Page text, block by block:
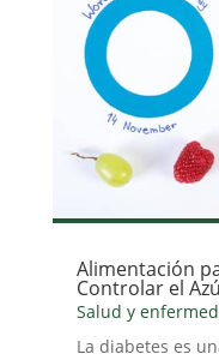
Alimentación
Controlar el
Salud y
La diabetes es